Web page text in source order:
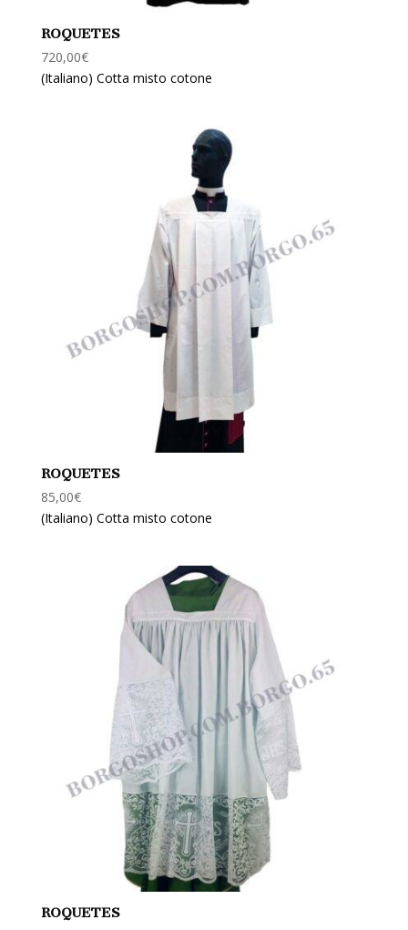
ROQUETES
720,00€
(Italiano) Cotta misto cotone
ROQUETES
85,00€
(Italiano) Cotta misto cotone
ROQUETES